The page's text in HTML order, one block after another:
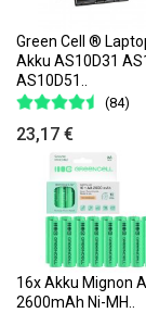
Green Cell ®
Akku AS10D31
AS10D51..
(84)
23,17 €
16x Akku Mignon
2600mAh Ni-MH..